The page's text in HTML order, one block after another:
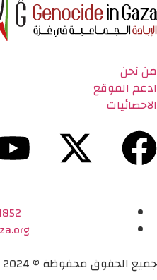
من نحن
ادعم الموقع
الاحصائيات
جميع الحقوق محفوظة © 2024